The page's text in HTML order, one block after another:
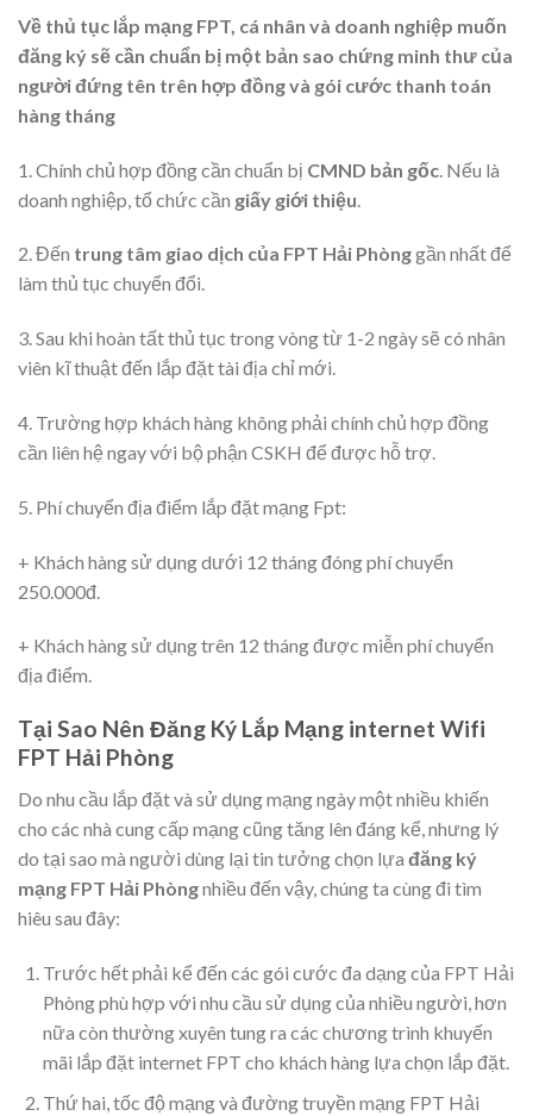
Về thủ tục lắp mạng FPT, cá nhân và doanh nghiệp muốn
đăng ký sẽ cần chuẩn bị một bản sao chứng minh thư của
người đứng tên trên hợp đồng và gói cước thanh toán
hàng tháng
1. Chính chủ hợp đồng cần chuẩn bị CMND bản gốc . Nếu là
doanh nghiệp, tổ chức cần giấy giới thiệu
2. Đến trung tâm giao dịch của FPT Hải Phònggần nhất để
làm thủ tục chuyển đổi.
3. Sau khi hoàn tất thủ tục trong vòng từ 1-2 ngày sẽ có nhân
viên kĩ thuật đến lắp đặt tài địa chỉ mới.
4. Trường hợp khách hàng không phải chính chủ hợp đồng
cần liên hệ ngay với bộ phận CSKH để được hỗ trợ.
5. Phí chuyển địa điểm lắp đặt mạng Fpt:
+ Khách hàng sử dụng dưới 12 tháng đóng phí chuyển
250.000đ.
+ Khách hàng sử dụng trên 12 tháng được miễn phí chuyển
địa điểm.
Tại Sao Nên Đăng Ký Lắp Mạng internet Wifi
FPT Hải Phòng
Do nhu cầu lắp đặt và sử dụng mạng ngày một nhiều khiến
cho các nhà cung cấp mạng cũng tăng lên đáng kể, nhưng lý
do tại sao mà người dùng lại tin tưởng chọn lựa đăng ký
mạng FPT Hải Phòngnhiều đến vậy, chúng ta cùng đi tìm
hiêu sau đây:
Trước hết phải kể đến các gói cước đa dạng của FPT Hải
Phòng phù hợp với nhu cầu sử dụng của nhiều người, hơn
nữa còn thường xuyên tung ra các chương trình khuyến
mãi lắp đặt internet FPT cho khách hàng lựa chọn lắp đặt.
Thứ hai, tốc độ mạng và đường truyền mạng FPT Hải